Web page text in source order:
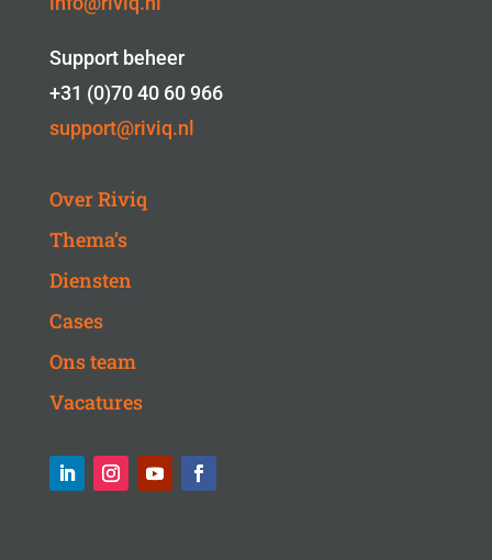
Support beheer
+31 (0)70 40 60 966
support@riviq.nl
Over Riviq
Thema’s
Diensten
Cases
Ons team
Vacatures